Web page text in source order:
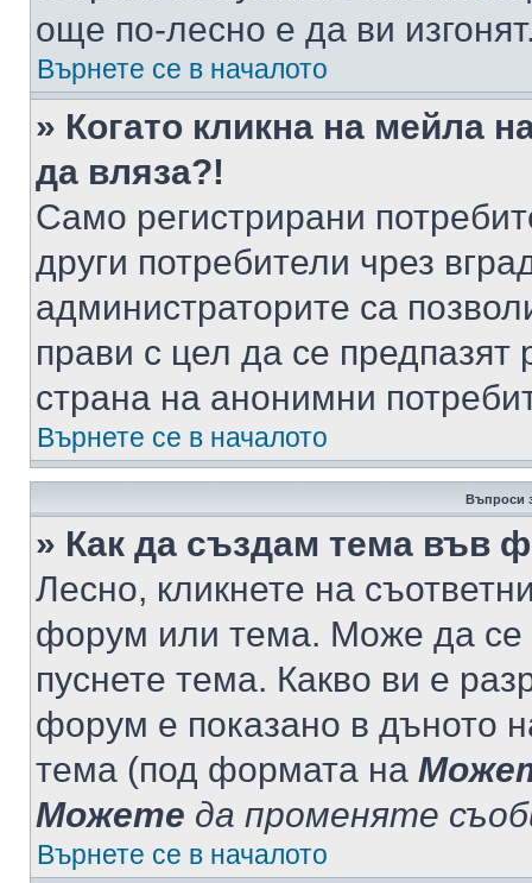
още по-лесно е да ви
Върнете се в началото
» Когато кликна на мейла
да вляза?!
Само регистрирани
други потребители чрез
администраторите са
прави с цел да се предпазят
страна на анонимни
Върнете се в началото
Въпроси
» Как да създам тема във
Лесно, кликнете на
форум или тема. Може да се
пуснете тема. Какво ви е
форум е показано в дъното
тема (под формата на
Можете да променяте
Върнете се в началото